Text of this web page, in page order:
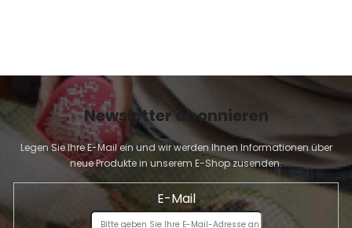
e
Newsletter abonnieren
Legen Sie Ihre E-Mail ein und wir werden Ihnen Informationen über
neue Produkte in unserem E-Shop zusenden.
E-Mail